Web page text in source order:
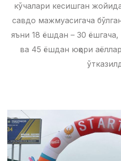
кўчалари кесишган
савдо мажмуасигача
яъни 18 ёшдан – 30
ва 45 ёшдан юқори